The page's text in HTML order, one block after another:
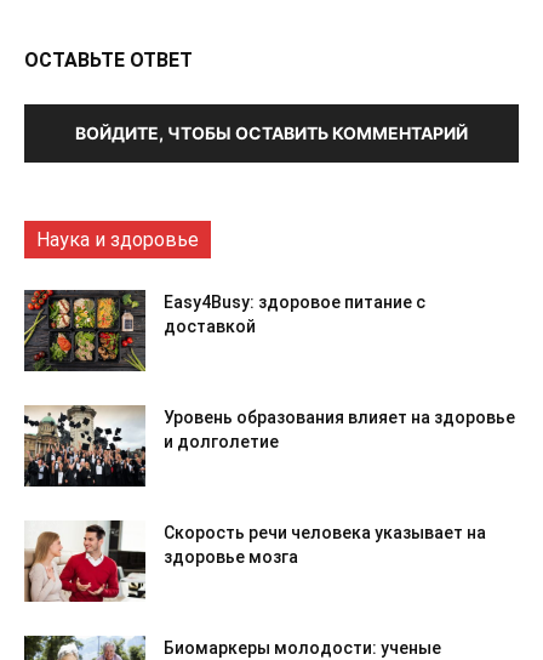
ОСТАВЬТЕ ОТВЕТ
ВОЙДИТЕ, ЧТОБЫ ОСТАВИТЬ КОММЕНТАРИЙ
Наука и здоровье
Easy4Busy: здоровое питание с
доставкой
Уровень образования влияет на здоровье
и долголетие
Скорость речи человека указывает на
здоровье мозга
Биомаркеры молодости: ученые